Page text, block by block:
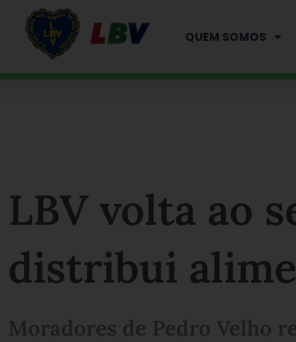
QUEM SOMOS
LBV volta ao
distribui
Moradores de Pedro Velho